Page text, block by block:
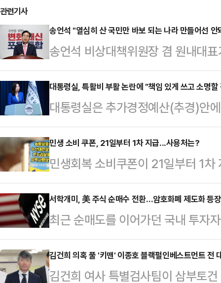
관련기사
송언석 "열심히 산 국민만 바보 되는 나라 만들어선 안
송언석 비상대책위원장 겸 원내대
를 만들어서는 안됩니다"며 이번
장기 채무자 빚 탕감 사업을 비판
SNS를 통해 "이재명 대통령이 어
갚지 못한 5000만원 이하의 개인
것이 형평성에 맞다고 했다"며 "성
생각해보라는 말씀을 드리고 싶다"
끼면서 이자까지 꼬박…
대통령실, 특활비 부활 논란에 "책임 있게 쓰고 소명할
대통령실은 추가경정예산(추경)안
책임 있게 쓰고 소명하는 과정이 있
변인은 5일 용산 대통령실에서 브
의견에 특활비에 대한 언급이 있었
활동비 경우도 검찰개혁 입법 완료
부, 검찰청 등 여러 의견을 함께 고
다.여당인 더불어민주당은 이번 추
전액 삭감한 대통…
민생 소비 쿠폰, 21일부터 1차 지급...사용처는?
민생회복 소비쿠폰이 21일부터 1
합동 브리핑을 열고 민생회복 소비
쿠폰은 1차로 최소 15만원에서 최
90%를 대상으로 10만 원을 추가
발표일 전일인 6월 18일을 기준으
인당 기본 지원금액은 15만원이다.
원, 기초생활수급자는 1인당 40만
서학개미, 美 주식 순매수 전환…암호화폐 제도화 등
최근 순매도를 이어가던 국내 투자
다. 트럼프 행정부의 정책 불확실성
화가 본격화되면서 투자심리가 회
따르면 최근 일주일(6월 27일∼7월
김건희 의혹 풀 '키맨' 이종호 블랙펄인베스트먼트 전
김건희 여사 특별검사팀이 삼부토